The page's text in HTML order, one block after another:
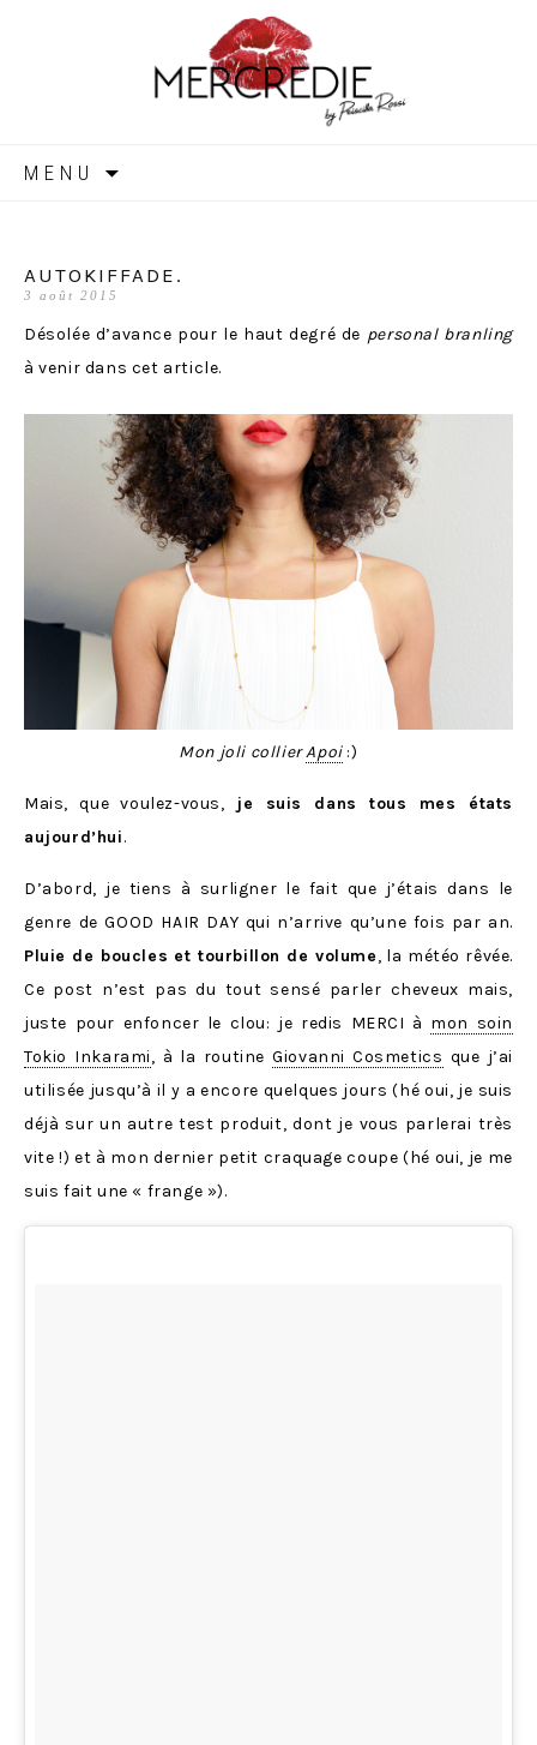
MERCREDIE
MENU
AUTOKIFFADE.
3 août 2015
Désolée d’avance pour le haut degré de personal branling
à venir dans cet article.
Mon joli collierApoi:)
Mais, que voulez-vous,
je suis dans tous mes états
aujourd’hui.
D’abord, je tiens à surligner le fait que j’étais dans le
genre de GOOD HAIR DAY qui n’arrive qu’une fois par an.
Pluie de boucles et tourbillon de volume, la météo rêvée.
Ce post n’est pas du tout sensé parler cheveux mais,
juste pour enfoncer le clou: je redis MERCI à mon soin
Tokio Inkarami, à la routineGiovanni Cosmetics que j’ai
utilisée jusqu’à il y a encore quelques jours (hé oui, je suis
déjà sur un autre test produit, dont je vous parlerai très
vite !) et à mon dernier petit craquage coupe (hé oui, je me
suis fait une « frange »).